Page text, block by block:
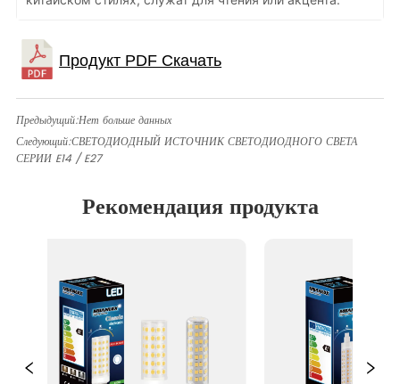
Предыдущий:Нет больше данных
Следующий:СВЕТОДИОДНЫЙ ИСТОЧНИК СВЕТОДИОДНОГО СВЕТА
СЕРИИ E14 / E27
Рекомендация продукта